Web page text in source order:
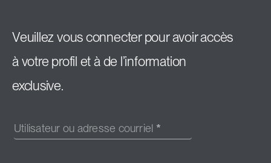
Veuillez vous connecter pour avoir accès
à votre profil et à de l’information
exclusive.
Utilisateur ou adresse courriel *